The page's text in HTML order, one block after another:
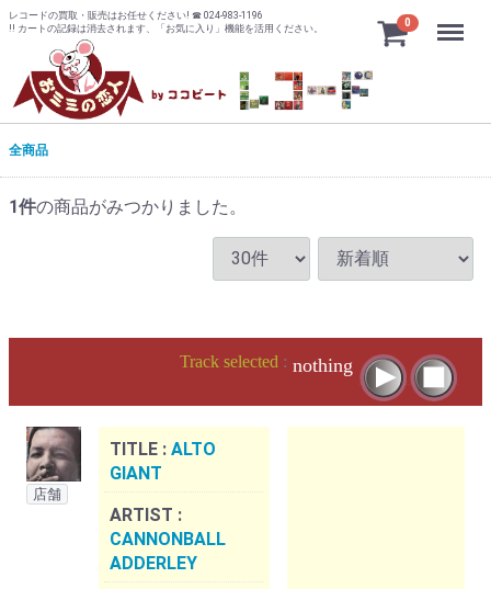
レコードの買取・販売はお任せください! ☎ 024-983-1196
!! カートの記録は消去されます、「お気に入り」機能を活用ください。
0 Menu
全商品
1件の商品がみつかりました。
Track selected : nothing
店舗
TITLE : ALTO
GIANT
ARTIST :
CANNONBALL
ADDERLEY